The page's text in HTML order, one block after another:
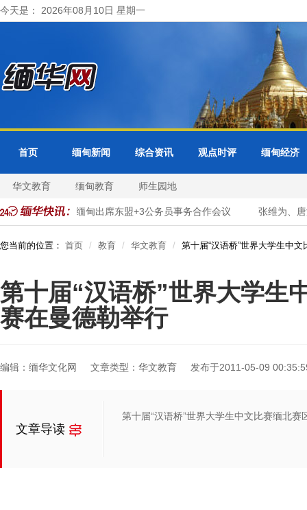
今天是： 2026年08月10日 星期一
首页 缅甸新闻 综合资讯 观点时评 缅甸经济
华文教育 缅甸教育 师生园地
化转型 缅甸出席东盟+3公务员事务合作会议 张维为、唐
您当前的位置： 首页 教育 华文教育 第十届“汉语桥”世界大学生中
第十届“汉语桥”世界大学生
赛在曼德勒举行
编辑：缅华文化网 文章类型：华文教育 发布于2011-05-09
文章导读
第十届“汉语桥”世界大学生中文比赛缅北赛